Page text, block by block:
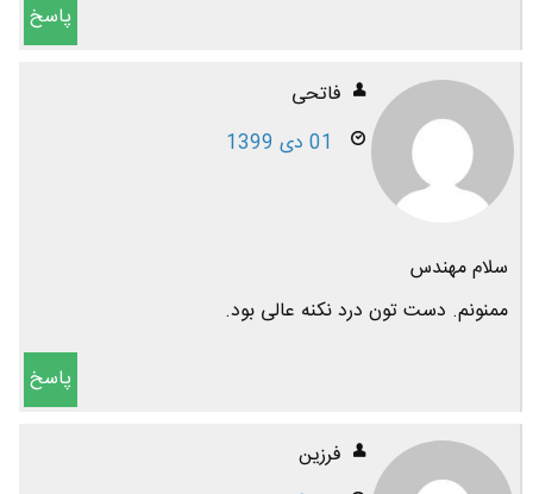
پاسخ
فاتحی
01 دی 1399
سلام مهندس
ممنونم. دست تون درد نکنه عالی بود.
پاسخ
فرزین